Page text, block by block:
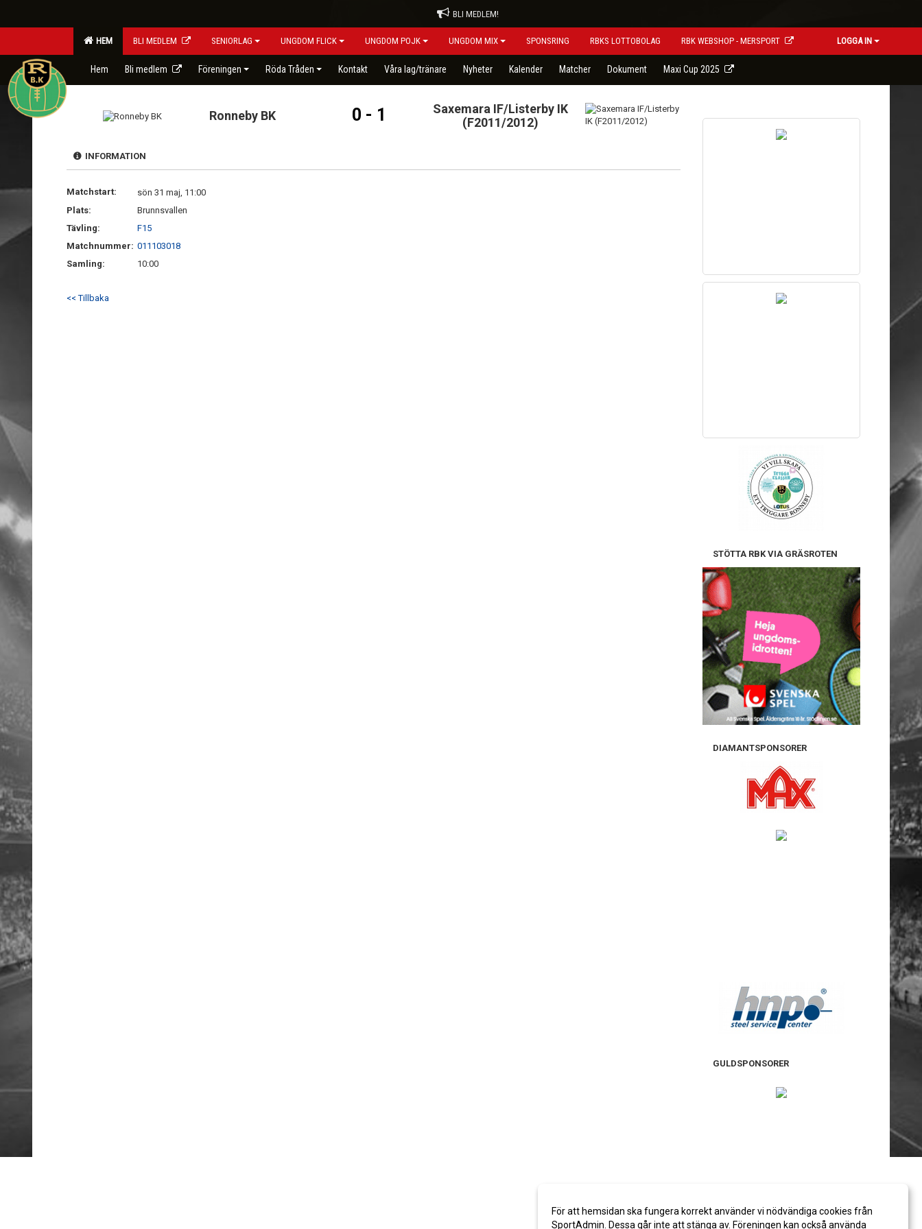
BLI MEDLEM!
HEM BLI MEDLEM SENIORLAG UNGDOM FLICK UNGDOM POJK UNGDOM MIX SPONSRING RBKS LOTTOBOLAG RBK WEBSHOP - MERSPORT LOGGA IN
Hem Bli medlem Föreningen Röda Tråden Kontakt Våra lag/tränare Nyheter Kalender Matcher Dokument Maxi Cup 2025
Ronneby BK 0 - 1
Saxemara IF/Listerby IK
(F2011/2012)
INFORMATION
Matchstart:
sön 31 maj, 11:00
Plats:
Brunnsvallen
Tävling:
F15
Matchnummer: 011103018
Samling:
10:00
<< Tillbaka
STÖTTA RBK VIA GRÄSROTEN
DIAMANTSPONSORER
GULDSPONSORER
För att hemsidan ska fungera korrekt använder vi nödvändiga cookies från
SportAdmin. Dessa går inte att stänga av. Föreningen kan också använda